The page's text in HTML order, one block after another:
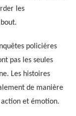
les
policières
pas les seules
Les histoires
de manière
et émotion.